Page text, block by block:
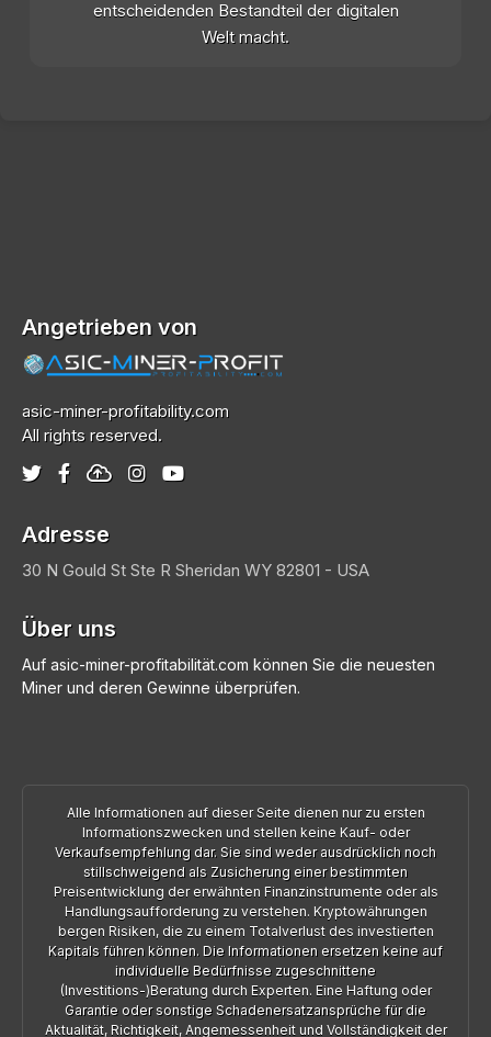
entscheidenden Bestandteil der digitalen
Welt macht.
Angetrieben von
asic-miner-profitability.com
All rights reserved.
Adresse
30 N Gould St Ste R Sheridan WY 82801 - USA
Über uns
Auf asic-miner-profitabilität.com können Sie die neuesten
Miner und deren Gewinne überprüfen.
Alle Informationen auf dieser Seite dienen nur zu ersten
Informationszwecken und stellen keine Kauf- oder
Verkaufsempfehlung dar. Sie sind weder ausdrücklich noch
stillschweigend als Zusicherung einer bestimmten
Preisentwicklung der erwähnten Finanzinstrumente oder als
Handlungsaufforderung zu verstehen. Kryptowährungen
bergen Risiken, die zu einem Totalverlust des investierten
Kapitals führen können. Die Informationen ersetzen keine auf
individuelle Bedürfnisse zugeschnittene
(Investitions-)Beratung durch Experten. Eine Haftung oder
Garantie oder sonstige Schadenersatzansprüche für die
Aktualität, Richtigkeit, Angemessenheit und Vollständigkeit der